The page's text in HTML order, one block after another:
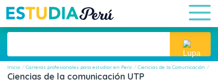
Inicio Carreras profesionales para estudiar en Perú Ciencias de la Comunicación
Ciencias de la comunicación UTP